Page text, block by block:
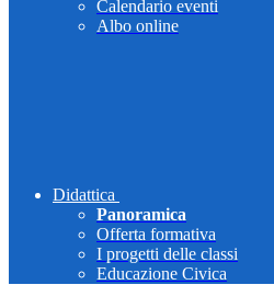
Calendario eventi
Albo online
Didattica
Panoramica
Offerta formativa
I progetti delle classi
Educazione Civica